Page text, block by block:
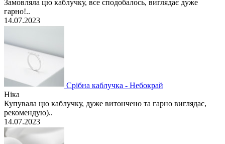
Замовляла цю каблучку, все сподобалось, виглядає дуже
гарно!..
14.07.2023
Срібна каблучка - Небокрай
Ніка
Купувала цю каблучку, дуже витончено та гарно виглядає,
рекомендую)..
14.07.2023